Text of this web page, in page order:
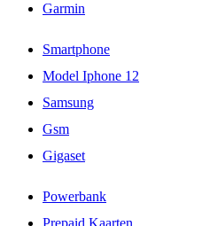
Garmin
Smartphone
Model Iphone 12
Samsung
Gsm
Gigaset
Powerbank
Prepaid Kaarten